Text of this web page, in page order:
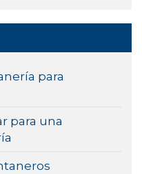
para
para una